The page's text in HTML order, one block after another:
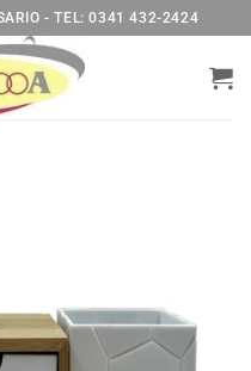
- TEL: 0341 432-2424